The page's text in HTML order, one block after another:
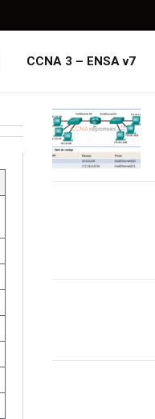
CCNA 3 – ENSA v7